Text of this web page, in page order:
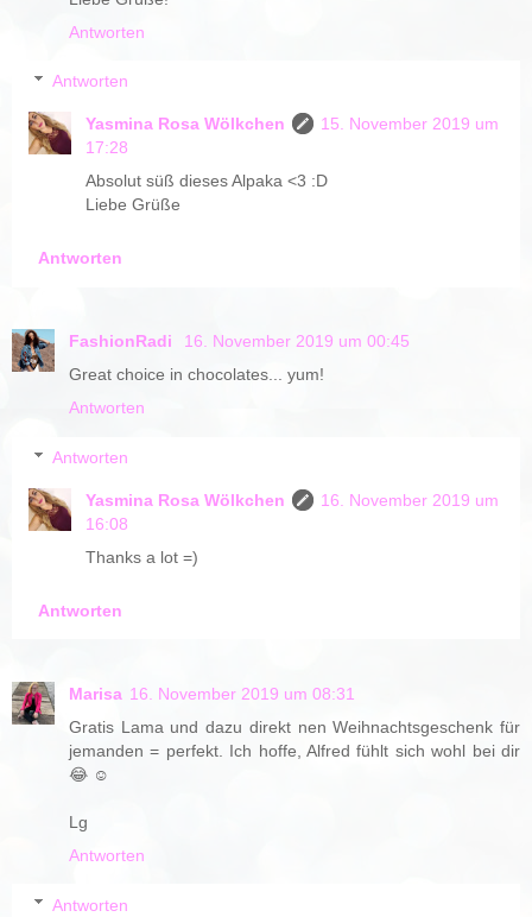
Antworten
Antworten
Yasmina Rosa Wölkchen
15. November 2019 um
17:28
Absolut süß dieses Alpaka <3 :D
Liebe Grüße
Antworten
FashionRadi
16. November 2019 um 00:45
Great choice in chocolates... yum!
Antworten
Antworten
Yasmina Rosa Wölkchen
16. November 2019 um
16:08
Thanks a lot =)
Antworten
Marisa 16. November 2019 um 08:31
Gratis Lama und dazu direkt nen Weihnachtsgeschenk für
jemanden = perfekt. Ich hoffe, Alfred fühlt sich wohl bei dir
😂 ☺
Lg
Antworten
Antworten